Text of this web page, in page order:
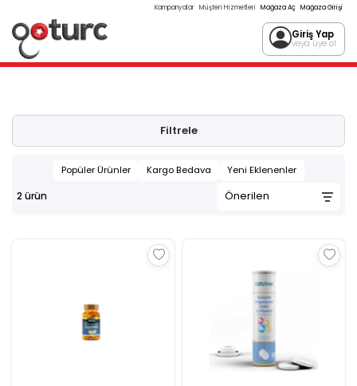
Kampanyalar Müşteri Hizmetleri Mağaza Aç Mağaza Girişi
Giriş Yap
veya üye ol
Filtrele
Popüler Ürünler Kargo Bedava Yeni Eklenenler
2ürün